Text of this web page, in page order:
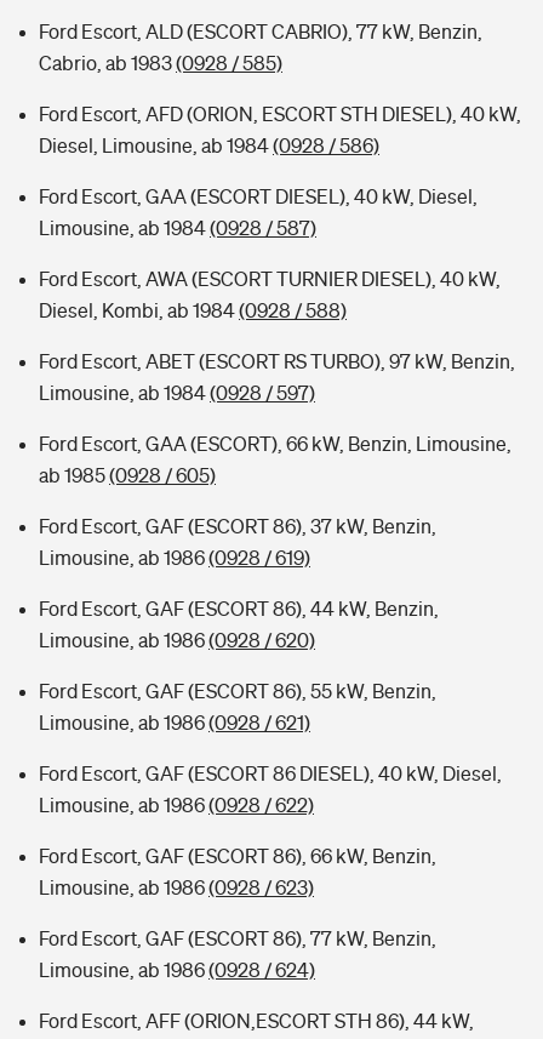
Ford Escort, ALD (ESCORT CABRIO), 77 kW, Benzin,
Cabrio, ab 1983(0928 / 585)
Ford Escort, AFD (ORION, ESCORT STH DIESEL), 40 kW,
Diesel, Limousine, ab 1984(0928 / 586)
Ford Escort, GAA (ESCORT DIESEL), 40 kW, Diesel,
Limousine, ab 1984(0928 / 587)
Ford Escort, AWA (ESCORT TURNIER DIESEL), 40 kW,
Diesel, Kombi, ab 1984(0928 / 588)
Ford Escort, ABET (ESCORT RS TURBO), 97 kW, Benzin,
Limousine, ab 1984(0928 / 597)
Ford Escort, GAA (ESCORT), 66 kW, Benzin, Limousine,
ab 1985(0928 / 605)
Ford Escort, GAF (ESCORT 86), 37 kW, Benzin,
Limousine, ab 1986(0928 / 619)
Ford Escort, GAF (ESCORT 86), 44 kW, Benzin,
Limousine, ab 1986(0928 / 620)
Ford Escort, GAF (ESCORT 86), 55 kW, Benzin,
Limousine, ab 1986(0928 / 621)
Ford Escort, GAF (ESCORT 86 DIESEL), 40 kW, Diesel,
Limousine, ab 1986(0928 / 622)
Ford Escort, GAF (ESCORT 86), 66 kW, Benzin,
Limousine, ab 1986(0928 / 623)
Ford Escort, GAF (ESCORT 86), 77 kW, Benzin,
Limousine, ab 1986(0928 / 624)
Ford Escort, AFF (ORION,ESCORT STH 86), 44 kW,